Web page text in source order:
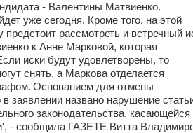
- Валентины Матвиенко.
уже сегодня. Кроме того, на этой
предстоит рассмотреть и встречный
к Анне Марковой, которая
иски будут удовлетворены, то
снять, а Маркова отделается
для отмены
заявлении названо нарушение
законодательства, касающейся
- сообщила ГАЗЕТЕ Витта